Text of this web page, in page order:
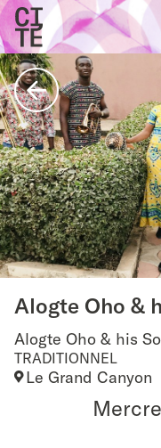
Accueil
Retour
Alogte Oho &
Alogte Oho & his
TRADITIONNEL
Le Grand Canyon